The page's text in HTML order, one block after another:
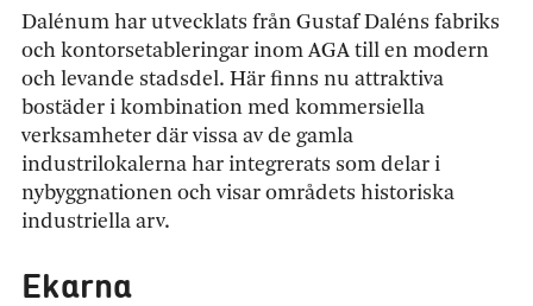
Dalénum har utvecklats från Gustaf Daléns fabriks
och kontorsetableringar inom AGA till en modern
och levande stadsdel. Här finns nu attraktiva
bostäder i kombination med kommersiella
verksamheter där vissa av de gamla
industrilokalerna har integrerats som delar i
nybyggnationen och visar områdets historiska
industriella arv.
Ekarna